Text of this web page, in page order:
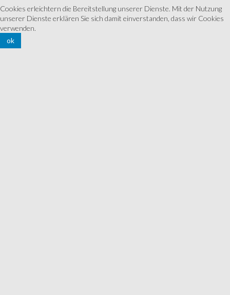
Cookies erleichtern die Bereitstellung unserer Dienste. Mit der Nutzung
unserer Dienste erklären Sie sich damit einverstanden, dass wir Cookies
verwenden.
ok